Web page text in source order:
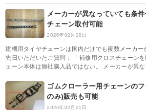
メーカーが異なっていても条
チェーン取付可能
2026年02月28日
建機用タイヤチェーンは国内だけでも複数メーカー
先日いただいたご質問： 「補修用クロスチェーン
ェーン本体は御社購入品ではない。 メーカーが異
ゴムクローラー用チェーンの
のみ)販売も可能
2026年02月21日